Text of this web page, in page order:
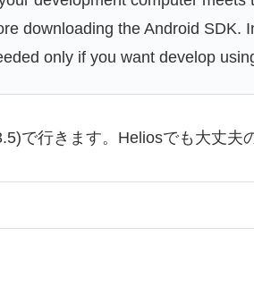
downloading the Android SDK.
only if you want develop
で行きます。Heliosでも大丈夫